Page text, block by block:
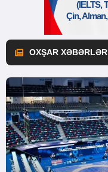
OXŞAR XƏBƏRLƏR